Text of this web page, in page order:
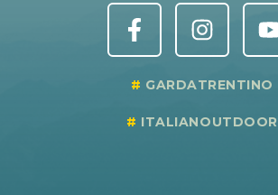
GARDATRENTINO
ITALIANOUTDOOR